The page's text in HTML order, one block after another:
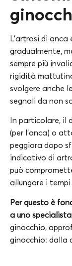
L’artrosi di
gradualmente,
sempre più
rigidità
svolgere anche
segnali da non
In particolare, il
(per l’anca) o
peggiora dopo
indicativo di
può
allungare i tempi
Per questo è
a uno
ginocchio,
ginocchio: dalla